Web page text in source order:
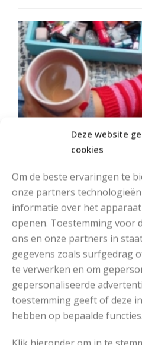
Deze website
cookies
Om de beste ervaringen te
onze partners
informatie over het
openen. Toestemming voor
ons en onze partners in
gegevens zoals surfgedrag
te verwerken en om
gepersonaliseerde
toestemming geeft of deze
hebben op bepaalde functies.